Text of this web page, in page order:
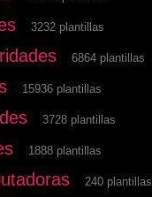
3232 plantillas
6864 plantillas
15936 plantillas
3728 plantillas
1888 plantillas
240 plantillas